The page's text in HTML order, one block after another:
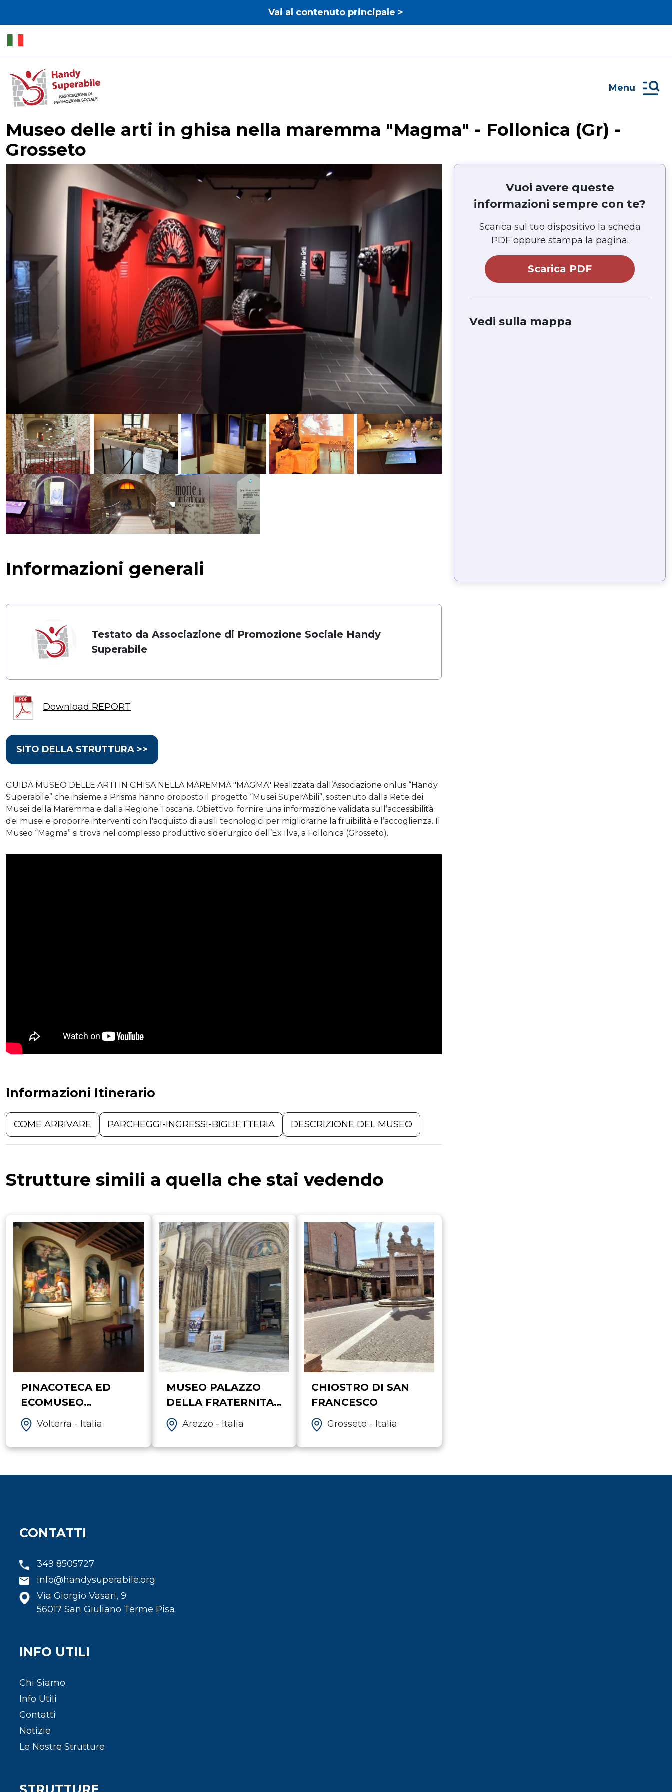
Vai al contenuto principale >
Menu
Museo delle arti in ghisa nella maremma "Magma" - Follonica (Gr) -
Grosseto
Informazioni generali
Testato da Associazione di Promozione Sociale Handy
Superabile
Download REPORT
SITO DELLA STRUTTURA >>
GUIDA MUSEO DELLE ARTI IN GHISA NELLA MAREMMA "MAGMA" Realizzata dall’Associazione onlus “Handy
Superabile” che insieme a Prisma hanno proposto il progetto “Musei SuperAbili”, sostenuto dalla Rete dei
Musei della Maremma e dalla Regione Toscana. Obiettivo: fornire una informazione validata sull’accessibilità
dei musei e proporre interventi con l'acquisto di ausili tecnologici per migliorarne la fruibilità e l’accoglienza. Il
Museo “Magma” si trova nel complesso produttivo siderurgico dell’Ex Ilva, a Follonica (Grosseto).
Informazioni Itinerario
COME ARRIVARE PARCHEGGI-INGRESSI-BIGLIETTERIA DESCRIZIONE DEL MUSEO
Strutture simili a quella che stai vedendo
PINACOTECA ED
ECOMUSEO
DELL'ALABASTRO -
VOLTERRA
Volterra - Italia
MUSEO PALAZZO
DELLA FRATERNITA'
- AREZZO
Arezzo - Italia
CHIOSTRO DI SAN
FRANCESCO
Grosseto - Italia
Vuoi avere queste
informazioni sempre con te?
Scarica sul tuo dispositivo la scheda
PDF oppure stampa la pagina.
Scarica PDF
Vedi sulla mappa
CONTATTI
349 8505727
info@handysuperabile.org
Via Giorgio Vasari, 9
56017 San Giuliano Terme Pisa
INFO UTILI
Chi Siamo
Info Utili
Contatti
Notizie
Le Nostre Strutture